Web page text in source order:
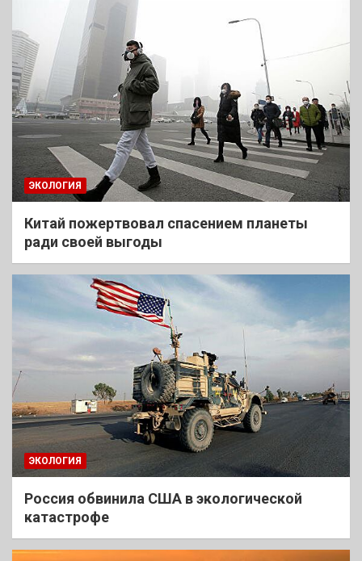
ЭКОЛОГИЯ
Китай пожертвовал спасением планеты
ради своей выгоды
ЭКОЛОГИЯ
Россия обвинила США в экологической
катастрофе